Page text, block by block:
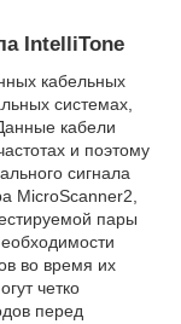
IntelliTone
кабельных
системах,
кабели
и поэтому
сигнала
MicroScanner2,
пары
во время их
четко
перед